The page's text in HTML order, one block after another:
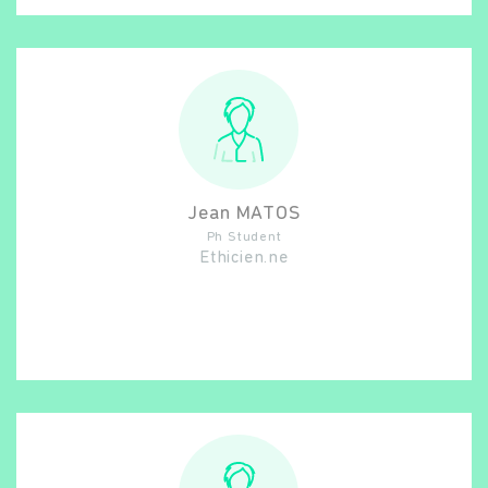
Jean MATOS
Ph Student
Ethicien.ne